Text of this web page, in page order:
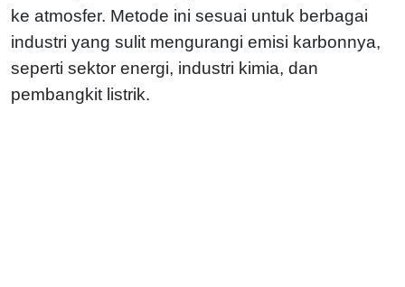
ke atmosfer. Metode ini sesuai untuk berbagai
industri yang sulit mengurangi emisi karbonnya,
seperti sektor energi, industri kimia, dan
pembangkit listrik.